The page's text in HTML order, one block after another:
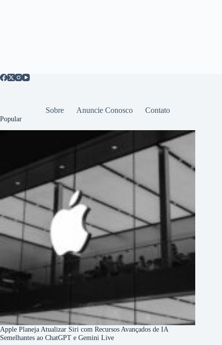
Sobre Anuncie Conosco Contato
Popular
Apple Planeja Atualizar Siri com Recursos Avançados de IA
Semelhantes ao ChatGPT e Gemini Live